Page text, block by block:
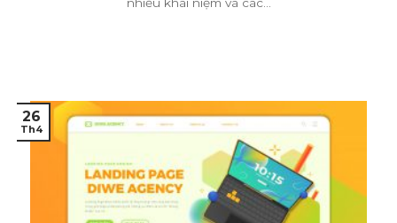
26
Th4